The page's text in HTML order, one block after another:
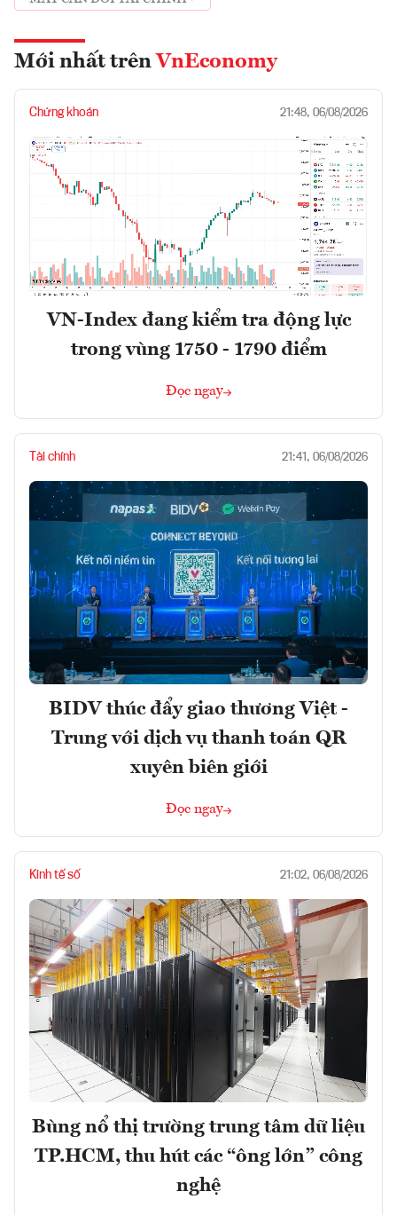
Mới nhất trên VnEconomy
Chứng khoán 21:48, 06/08/2026
VN-Index đang kiểm tra động lực
trong vùng 1750 - 1790 điểm
Đọc ngay
Tài chính 21:41, 06/08/2026
BIDV thúc đẩy giao thương Việt -
Trung với dịch vụ thanh toán QR
xuyên biên giới
Đọc ngay
Kinh tế số 21:02, 06/08/2026
Bùng nổ thị trường trung tâm dữ liệu
TP.HCM, thu hút các “ông lớn” công
nghệ